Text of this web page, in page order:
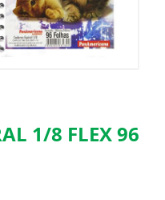
1/8 FLEX 96